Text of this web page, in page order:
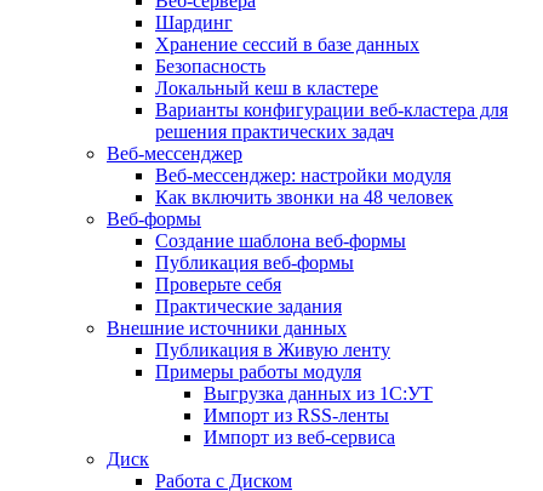
Шардинг
Хранение сессий в базе данных
Безопасность
Локальный кеш в кластере
Варианты конфигурации веб-кластера для
решения практических задач
Веб-мессенджер
Веб-мессенджер: настройки модуля
Как включить звонки на 48 человек
Веб-формы
Создание шаблона веб-формы
Публикация веб-формы
Проверьте себя
Практические задания
Внешние источники данных
Публикация в Живую ленту
Примеры работы модуля
Выгрузка данных из 1С:УТ
Импорт из RSS-ленты
Импорт из веб-сервиса
Диск
Работа с Диском